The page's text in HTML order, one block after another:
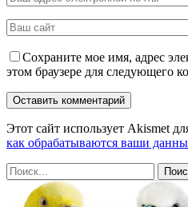
Сохраните мое имя, адрес
этом браузере для следующего
Этот сайт использует Akismet
как обрабатываются ваши